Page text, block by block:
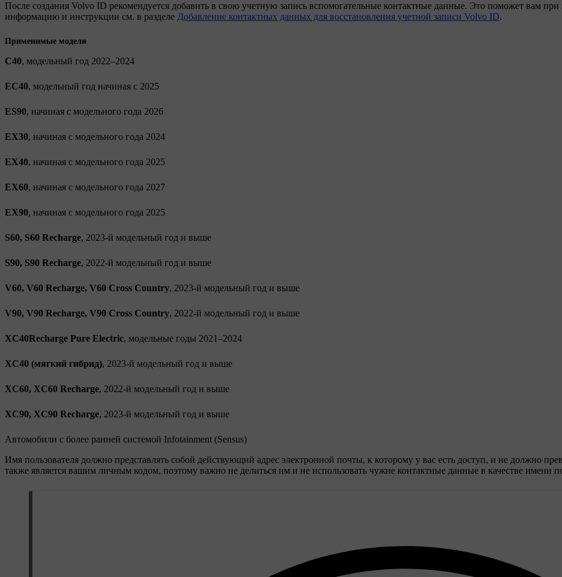
После создания Volvo ID рекомендуется добавить в свою учетную запись вспомогательные контактные данные. Это поможет вам при
информацию и инструкции см. в разделе Добавление контактных данных для восстановления учетной записи Volvo ID.
Применимые модели
C40, модельный год 2022–2024
EC40, модельный год начиная с 2025
ES90, начиная с модельного года 2026
EX30, начиная с модельного года 2024
EX40, начиная с модельного года 2025
EX60, начиная с модельного года 2027
EX90, начиная с модельного года 2025
S60, S60 Recharge, 2023-й модельный год и выше
S90, S90 Recharge, 2022-й модельный год и выше
V60, V60 Recharge, V60 Cross Country, 2023-й модельный год и выше
V90, V90 Recharge, V90 Cross Country, 2022-й модельный год и выше
XC40Recharge Pure Electric, модельные годы 2021–2024
XC40 (мягкий гибрид), 2023-й модельный год и выше
XC60, XC60 Recharge, 2022-й модельный год и выше
XC90, XC90 Recharge, 2023-й модельный год и выше
Автомобили с более ранней системой Infotainment (Sensus)
Имя пользователя должно представлять собой действующий адрес электронной почты, к которому у вас есть доступ, и не должно
также является вашим личным кодом, поэтому важно не делиться им и не использовать чужие контактные данные в качестве имени